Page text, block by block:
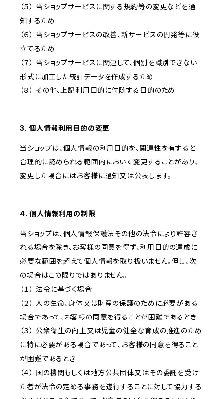
（５） 当ショップサービスに関する規約等の変更などを通
知するため
（６） 当ショップサービスの改善、新サービスの開発等に役
立てるため
（７） 当ショップサービスに関連して、個別を識別できない
形式に加工した統計データを作成するため
（８） その他、上記利用目的に付随する目的のため
3. 個人情報利用目的の変更
当ショップは、個人情報の利用目的を、関連性を有すると
合理的に認められる範囲内において変更することがあり、
変更した場合にはお客様に通知又は公表します。
4. 個人情報利用の制限
当ショップは、個人情報保護法その他の法令により許容さ
れる場合を除き、お客様の同意を得ず、利用目的の達成に
必要な範囲を超えて個人情報を取り扱いません。但し、次
の場合はこの限りではありません。
（１） 法令に基づく場合
（２） 人の生命、身体又は財産の保護のために必要がある
場合であって、お客様の同意を得ることが困難であるとき
（３） 公衆衛生の向上又は児童の健全な育成の推進のため
に特に必要がある場合であって、お客様の同意を得ること
が困難であるとき
（４） 国の機関もしくは地方公共団体又はその委託を受け
た者が法令の定める事務を遂行することに対して協力する